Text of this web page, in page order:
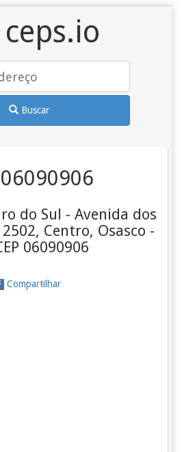
Buscar
06090906
do Sul - Avenida dos
Centro, Osasco -
06090906
Compartilhar